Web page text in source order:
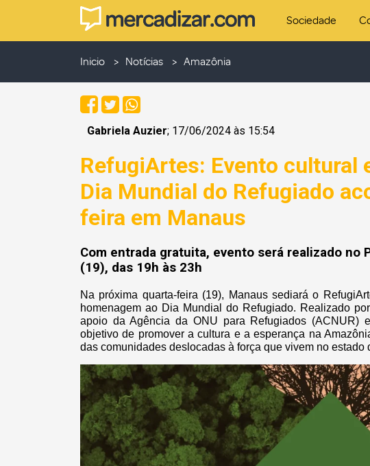
Sociedade
Inicio Notícias Amazônia
Gabriela Auzier; 17/06/2024 às 15:54
RefugiArtes: Evento cultural
Dia Mundial do Refugiado
feira em Manaus
Com entrada gratuita, evento será realizado no
(19), das 19h às 23h
Na próxima quarta-feira (19), Manaus sediará o
homenagem ao Dia Mundial do Refugiado. Realizado
apoio da Agência da ONU para Refugiados (ACNUR)
objetivo de promover a cultura e a esperança na
das comunidades deslocadas à força que vivem no estado